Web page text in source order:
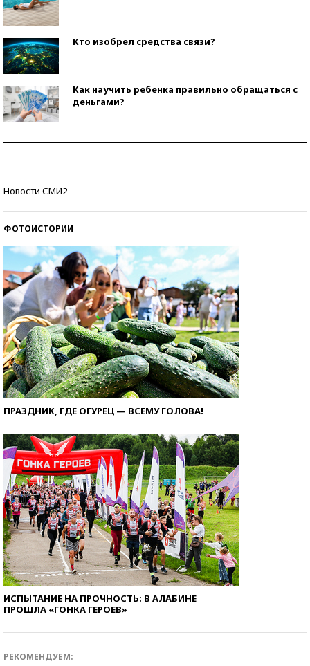
Кто изобрел средства связи?
Как научить ребенка правильно обращаться с
деньгами?
Новости СМИ2
ФОТОИСТОРИИ
ПРАЗДНИК, ГДЕ ОГУРЕЦ — ВСЕМУ ГОЛОВА!
ИСПЫТАНИЕ НА ПРОЧНОСТЬ: В АЛАБИНЕ
ПРОШЛА «ГОНКА ГЕРОЕВ»
РЕКОМЕНДУЕМ: